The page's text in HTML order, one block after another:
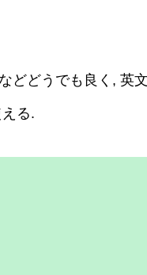
どどうでも良く, 英
る.